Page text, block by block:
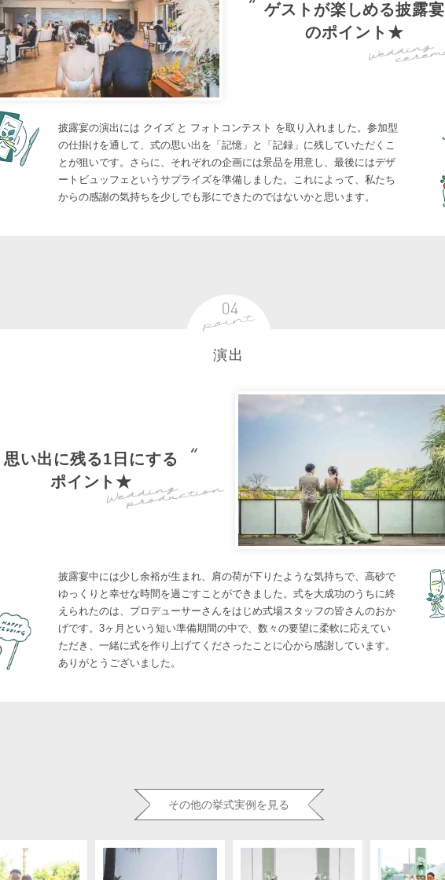
ゲストが楽しめる披露宴
のポイント★
披露宴の演出には クイズ と フォトコンテスト を取り入れました。参加型
の仕掛けを通して、式の思い出を「記憶」と「記録」に残していただくこ
とが狙いです。さらに、それぞれの企画には景品を用意し、最後にはデザ
ートビュッフェというサプライズを準備しました。これによって、私たち
からの感謝の気持ちを少しでも形にできたのではないかと思います。
演出
思い出に残る1日にする
ポイント★
披露宴中には少し余裕が生まれ、肩の荷が下りたような気持ちで、高砂で
ゆっくりと幸せな時間を過ごすことができました。式を大成功のうちに終
えられたのは、プロデューサーさんをはじめ式場スタッフの皆さんのおか
げです。3ヶ月という短い準備期間の中で、数々の要望に柔軟に応えてい
ただき、一緒に式を作り上げてくださったことに心から感謝しています。
ありがとうございました。
その他の挙式実例を見る